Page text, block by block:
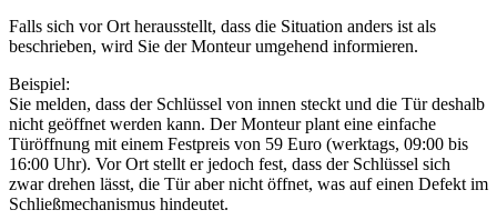
Falls sich vor Ort herausstellt, dass die Situation anders ist als
beschrieben, wird Sie der Monteur umgehend informieren.
Beispiel:
Sie melden, dass der Schlüssel von innen steckt und die Tür deshalb
nicht geöffnet werden kann. Der Monteur plant eine einfache
Türöffnung mit einem Festpreis von 59 Euro (werktags, 09:00 bis
16:00 Uhr). Vor Ort stellt er jedoch fest, dass der Schlüssel sich
zwar drehen lässt, die Tür aber nicht öffnet, was auf einen Defekt im
Schließmechanismus hindeutet.